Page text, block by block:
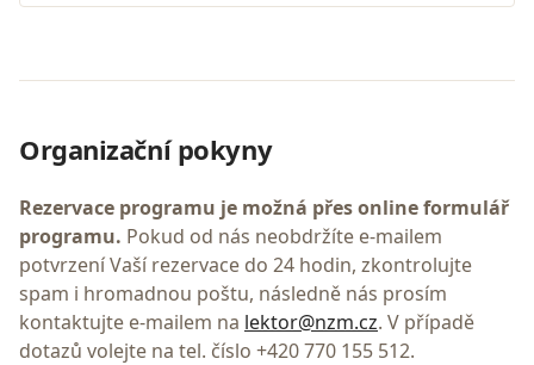
Organizační pokyny
Rezervace programu je možná přes online formulář
programu. Pokud od nás neobdržíte e-mailem
potvrzení Vaší rezervace do 24 hodin, zkontrolujte
spam i hromadnou poštu, následně nás prosím
kontaktujte e-mailem na lektor@nzm.cz. V případě
dotazů volejte na tel. číslo +420 770 155 512.